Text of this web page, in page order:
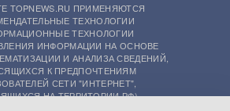
TOPNEWS.RU ПРИМЕНЯЮТСЯ
ТЕХНОЛОГИИ
ТЕХНОЛОГИИ
ИНФОРМАЦИИ НА ОСНОВЕ
И АНАЛИЗА СВЕДЕНИЙ,
К ПРЕДПОЧТЕНИЯМ
СЕТИ "ИНТЕРНЕТ",
НА ТЕРРИТОРИИ РФ)